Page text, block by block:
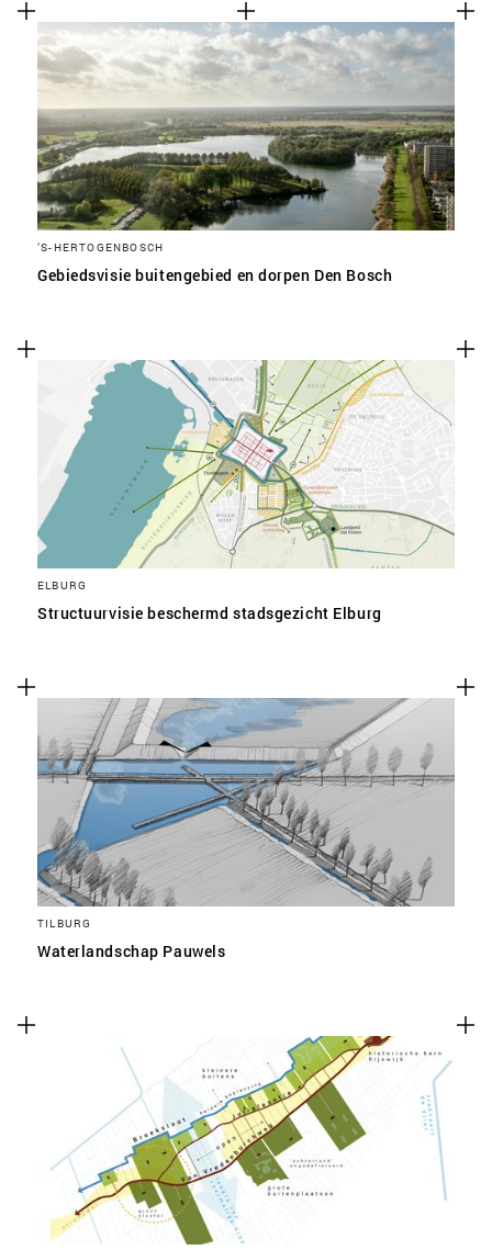
‘S-HERTOGENBOSCH
Gebiedsvisie buitengebied en dorpen Den Bosch
ELBURG
Structuurvisie beschermd stadsgezicht Elburg
TILBURG
Waterlandschap Pauwels